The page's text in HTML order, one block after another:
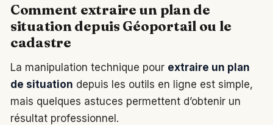
Comment extraire un plan de
situation depuis Géoportail ou le
cadastre
La manipulation technique pour extraire un plan
de situation depuis les outils en ligne est simple,
mais quelques astuces permettent d’obtenir un
résultat professionnel.